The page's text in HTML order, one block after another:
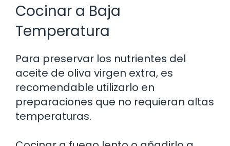
Cocinar a Baja
Temperatura
Para preservar los nutrientes del
aceite de oliva virgen extra, es
recomendable utilizarlo en
preparaciones que no requieran altas
temperaturas.